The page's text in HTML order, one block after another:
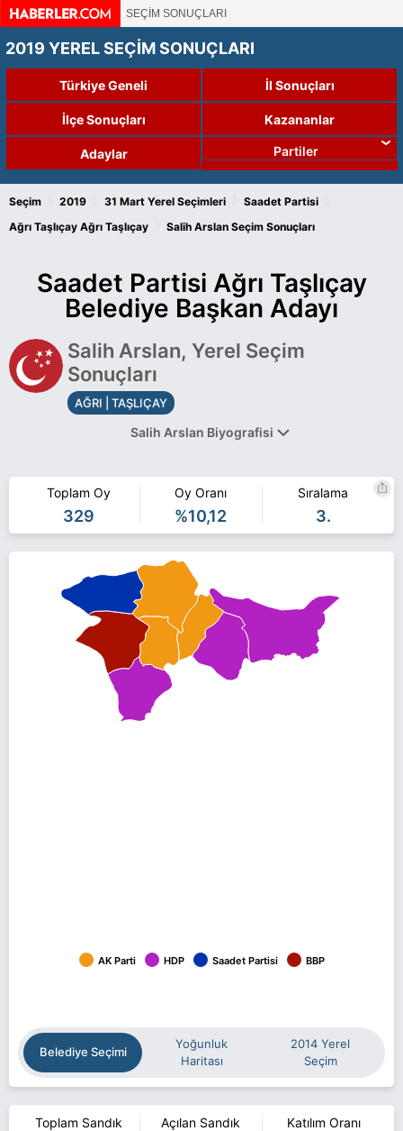
SEÇİM SONUÇLARI
2019 YEREL SEÇİM SONUÇLARI
Türkiye Geneli İl Sonuçları
İlçe Sonuçları Kazananlar
Adaylar Partiler
Seçim 2019 31 Mart Yerel Seçimleri Saadet Partisi
Ağrı Taşlıçay Ağrı Taşlıçay Salih Arslan Seçim Sonuçları
Saadet Partisi Ağrı Taşlıçay
Belediye Başkan Adayı
Salih Arslan, Yerel Seçim
Sonuçları
AĞRI | TAŞLIÇAY
Salih Arslan Biyografisi
Salih Arslan AĞRI TAŞLIÇAY belediye başkan adayı olarak Saadet
Partisi ile 31 Mart 2019 yerel seçimlerinde yarışıyor. Salih Arslan
ile ilgili daha fazla bilgi içinSalih Arslan Haberlerisayfamızı
ziyaret edin.
Toplam Oy
329
Oy Oranı
%10,12
Sıralama
3.
AK Parti HDP Saadet Partisi BBP
Belediye Seçimi
Yoğunluk
Haritası
2014 Yerel
Seçim
Toplam Sandık Açılan Sandık Katılım Oranı